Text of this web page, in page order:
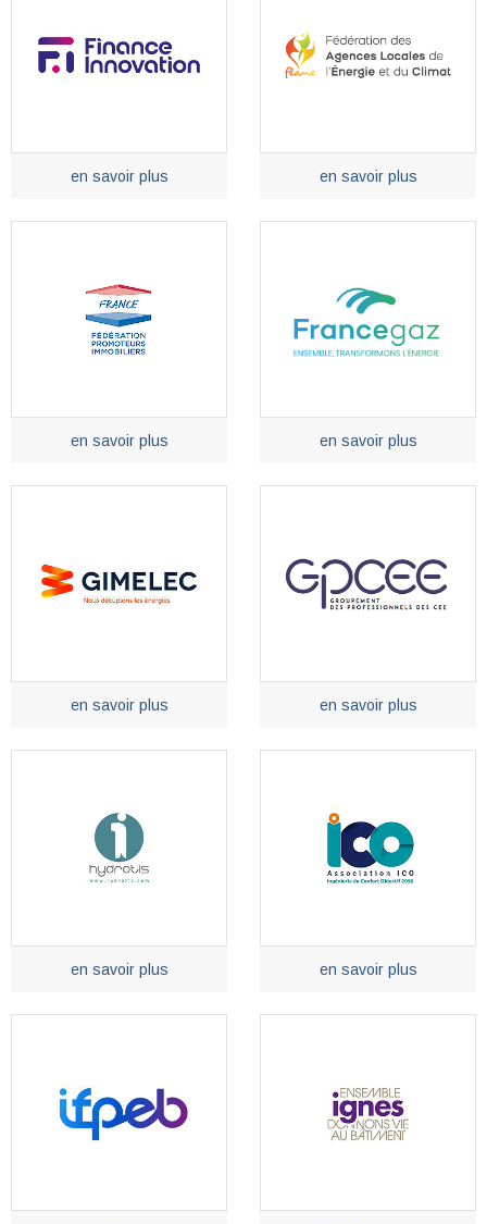
en savoir plus en savoir plus
en savoir plus en savoir plus
en savoir plus en savoir plus
en savoir plus en savoir plus